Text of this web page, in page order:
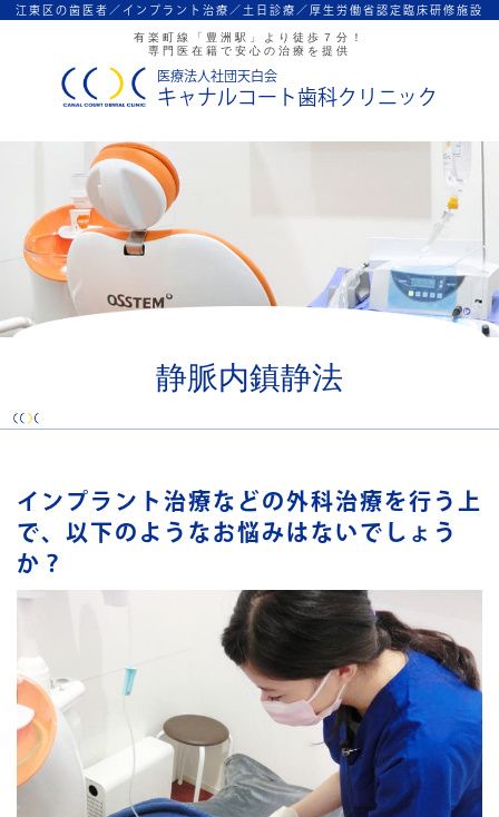
江東区の歯医者／インプラント治療／ 土日診療／厚生労働省認定臨床研修施設
有楽町線「豊洲駅」より徒歩７分！
専門医在籍で安心の治療を提供
医療法人社団天白会
キャナルコート歯科クリニック
静脈内鎮静法
インプラント治療などの外科治療を行う上
で、以下のようなお悩みはないでしょう
か？